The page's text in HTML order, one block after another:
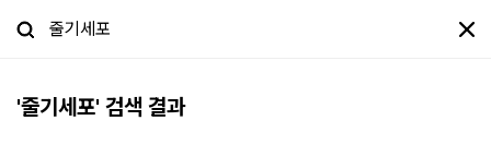
'줄기세포' 검색 결과